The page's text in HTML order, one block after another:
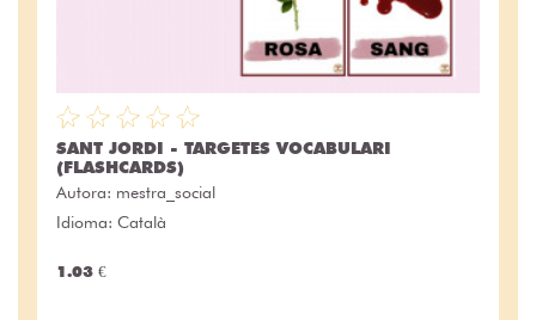
SANT JORDI - TARGETES VOCABULARI
(FLASHCARDS)
Autora: mestra_social
Idioma: Català
1.03 €